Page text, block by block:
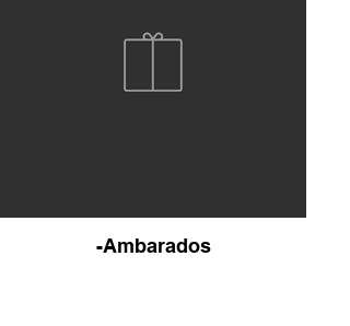
-Ambarados